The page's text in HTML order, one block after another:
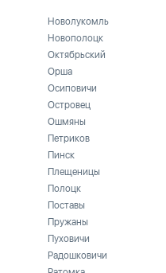
Новолукомль
Новополоцк
Октябрьский
Орша
Осиповичи
Островец
Ошмяны
Петриков
Пинск
Плещеницы
Полоцк
Поставы
Пружаны
Пуховичи
Радошковичи